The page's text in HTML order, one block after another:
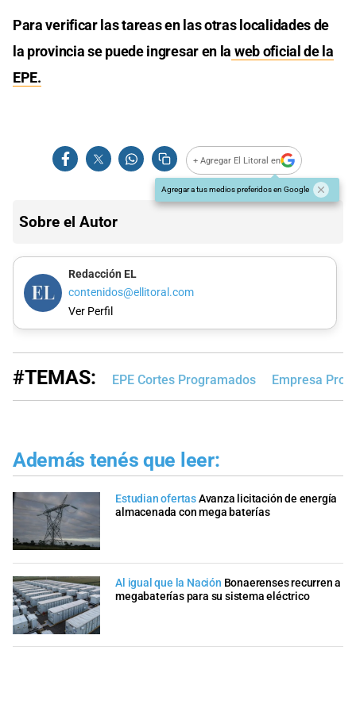
Para verificar las tareas en las otras localidades de
la provincia se puede ingresar en la web oficial de la
EPE.
+ Agregar El Litoral en
Agregar a tus medios preferidos en Google
Sobre el Autor
Redacción EL
contenidos@ellitoral.com
Ver Perfil
#TEMAS: EPE Cortes Programados Empresa
Además tenés que leer:
Estudian ofertasAvanza licitación de energía
almacenada con mega baterías
Al igual que la Nación Bonaerenses recurren a
megabaterías para su sistema eléctrico